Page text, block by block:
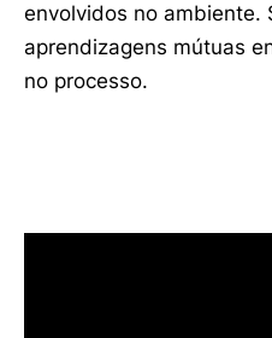
envolvidos no ambiente.
aprendizagens mútuas
no processo.